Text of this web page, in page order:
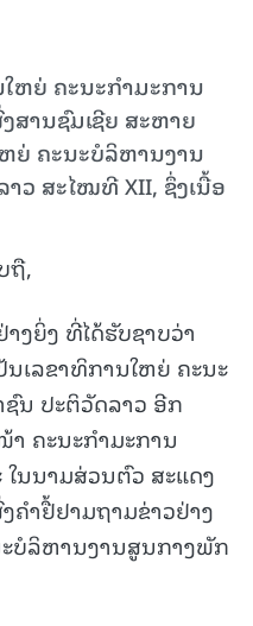
ຫຍ່ ຄະນະກຳມະການ
ານຊົມເຊີຍ ສະຫາຍ
ຍ່ ຄະນະບໍລິຫານງານ
ວ ສະໄໝທີ XII, ຊຶ່ງເນື້ອ
ຖື,
ງຍິ່ງ ທີ່ໄດ້ຮັບຊາບວ່າ
ເລຂາທິການໃຫຍ່ ຄະນະ
ນ ປະຕິວັດລາວ ອີກ
ຄະນະກຳມະການ
ນນາມສ່ວນຕົວ ສະແດງ
ຄໍາຢື້ຢາມຖາມຂ່າວຢ່າງ
ະບໍລິຫານງານສູນກາງພັກ